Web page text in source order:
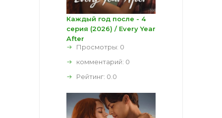
Каждый год после - 4
серия (2026) / Every Year
After
Просмотры: 0
комментарий: 0
Рейтинг: 0.0